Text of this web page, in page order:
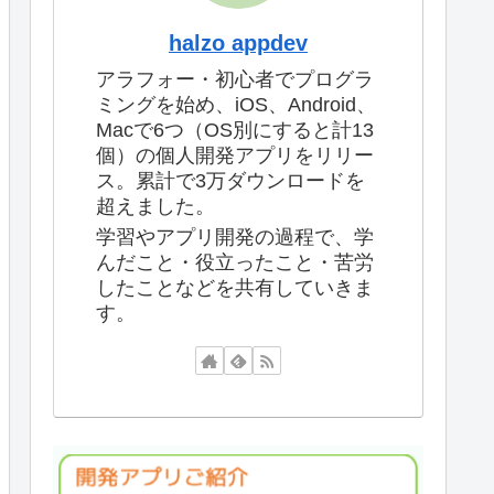
halzo appdev
アラフォー・初心者でプログラ
ミングを始め、iOS、Android、
Macで6つ（OS別にすると計13
個）の個人開発アプリをリリー
ス。累計で3万ダウンロードを
超えました。
学習やアプリ開発の過程で、学
んだこと・役立ったこと・苦労
したことなどを共有していきま
す。